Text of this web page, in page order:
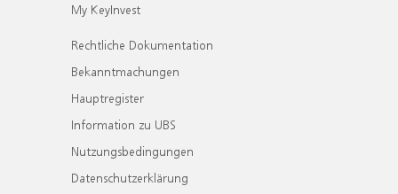
My KeyInvest
Rechtliche Dokumentation
Bekanntmachungen
Hauptregister
Information zu UBS
Nutzungsbedingungen
Datenschutzerklärung